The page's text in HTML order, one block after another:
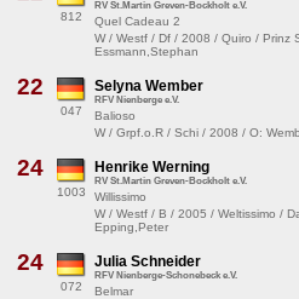
812
RV St.Martin Greven-Bockholt e.V.
Quel Cadeau 2
W / Westf / Df / 2008 / Quiro / Prinz
Essmann,Stephan
22
047
Selyna Wember
RFV Nienberge e.V.
Balioso
W / Grpf.o.R / Schi / 2008 / O:
24
1003
Henrike Werning
RV St.Martin Greven-Bockholt e.V.
Willissimo
W / Westf / B / 2005 / Weltissimo /
Epping,Peter
24
072
Julia Schneider
RFV Nienberge-Schonebeck e.V.
Belmar